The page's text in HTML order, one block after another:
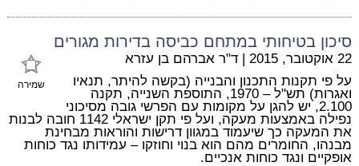
סיכון בטיחותי במתחם כביסה בדירות מגורים
שמירה
22 אוקטובר, 2015 | ד"ר אברהם בן עזרא
על פי תקנות התכנון והבנייה (בקשה להיתר, תנאיו
ואגרות) תש"ל – 1970, התוספת השנייה, תקנה
2.100, יש להגן על מקומות עם הפרשי גובה מסיכוני
נפילה באמצעות מעקה, ועל פי תקן ישראלי 1142 חובה לבנות
את המעקה כך שיעמוד במגוון דרישות והוראות מבחינת
מבנהו, החומרים מהם הוא בנוי וחוזקו – עמידותו נגד כוחות
אופקיים ונגד כוחות אנכיים.